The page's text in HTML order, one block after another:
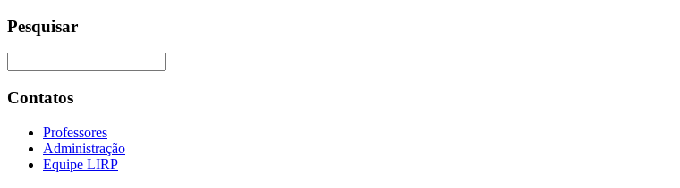
Pesquisar
Contatos
Professores
Administração
Equipe LIRP